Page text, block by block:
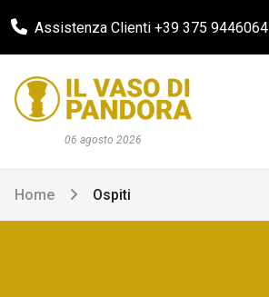
Assistenza Clienti +39 375 9446064
06 agosto 2026
Home Ospiti